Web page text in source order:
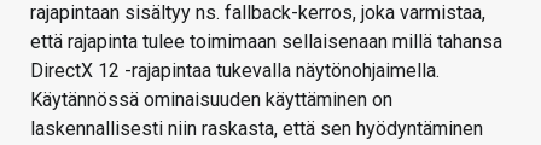
rajapintaan sisältyy ns. fallback-kerros, joka varmistaa,
että rajapinta tulee toimimaan sellaisenaan millä tahansa
DirectX 12 -rajapintaa tukevalla näytönohjaimella.
Käytännössä ominaisuuden käyttäminen on
laskennallisesti niin raskasta, että sen hyödyntäminen